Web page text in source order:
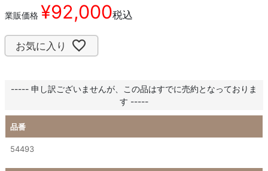
業販価格 ¥92,000税込
お気に入り
----- 申し訳ございませんが、この品はすでに売約となっておりま
す -----
品番
54493